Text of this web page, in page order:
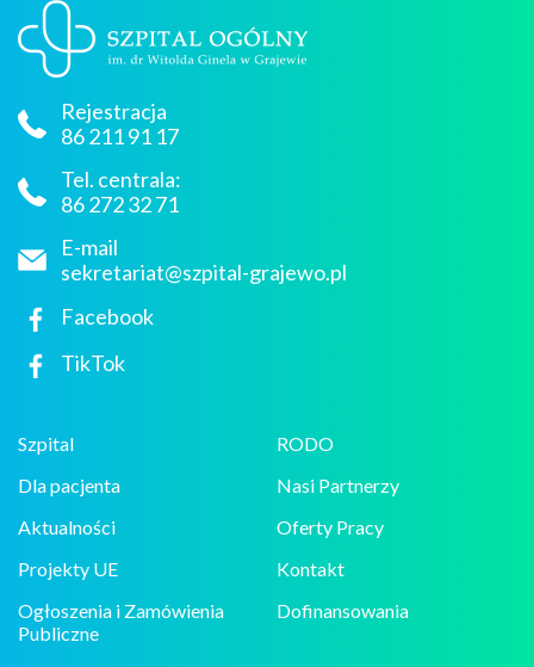
Rejestracja
86 211 91 17
Tel. centrala:
86 272 32 71
E-mail
sekretariat@szpital-grajewo.pl
Facebook
TikTok
Szpital
Dla pacjenta
Aktualności
Projekty UE
Ogłoszenia i Zamówienia
Publiczne
RODO
Nasi Partnerzy
Oferty Pracy
Kontakt
Dofinansowania